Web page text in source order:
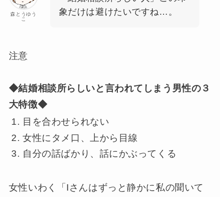
森とうゆう
こ
象だけは避けたいですね…。
注意
◆結婚相談所らしいと言われてしまう男性の３
大特徴◆
目を合わせられない
女性にタメ口、上から目線
自分の話ばかり、話にかぶってくる
女性いわく「Iさんはずっと静かに私の聞いて